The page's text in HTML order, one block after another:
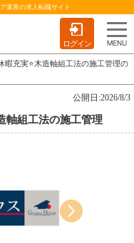
業界の求人転職サイト
ログイン
暇充実⭐木造軸組工法の施工管理の
公開日:2026/8/3
軸組工法の施工管理